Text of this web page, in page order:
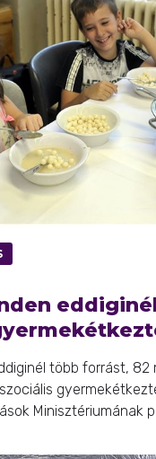
több forrást, 82
Minisztériumának